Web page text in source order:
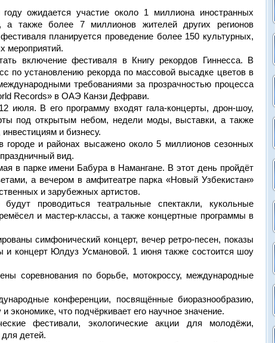
ожидается участие около 1 миллиона иностранных
также более 7 миллионов жителей других регионов
планируется проведение более 150 культурных,
мероприятий.
включение фестиваля в Книгу рекордов Гиннесса. В
по установлению рекорда по массовой высадке цветов в
требованиями за прозрачностью процесса
Records» в ОАЭ Канзи Дефрави.
июля. В его программу входят гала-концерты, дрон-шоу,
под открытым небом, недели моды, выставки, а также
и бизнесу.
городе и районах высажено около 5 миллионов сезонных
вид.
в парке имени Бабура в Намангане. В этот день пройдёт
а вечером в амфитеатре парка «Новый Узбекистан»
и зарубежных артистов.
проводиться театральные спектакли, кукольные
и мастер-классы, а также концертные программы в
симфонический концерт, вечер ретро-песен, показы
и концерт Юлдуз Усмановой. 1 июня также состоится шоу
соревнования по борьбе, мотокроссу, международные
конференции, посвящённые биоразнообразию,
экономике, что подчёркивает его научное значение.
фестивали, экологические акции для молодёжи,
детей.